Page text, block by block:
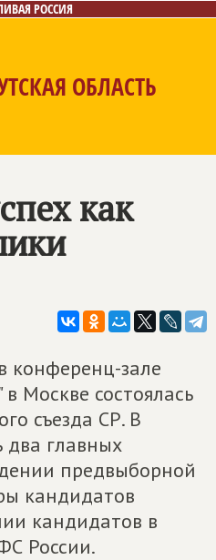
РОССИЯ
ОБЛАСТЬ
как
конференц-зале
Москве состоялась
съезда СР. В
два главных
предвыборной
кандидатов
кандидатов в
России.